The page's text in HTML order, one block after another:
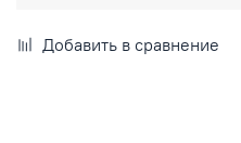
Добавить в сравнение